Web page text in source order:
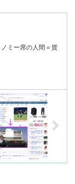
ミー席の人間＝貨